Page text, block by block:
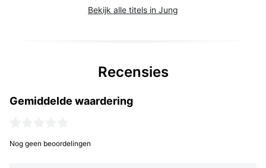
Bekijk alle titels in Jung
Recensies
Gemiddelde waardering
Nog geen beoordelingen